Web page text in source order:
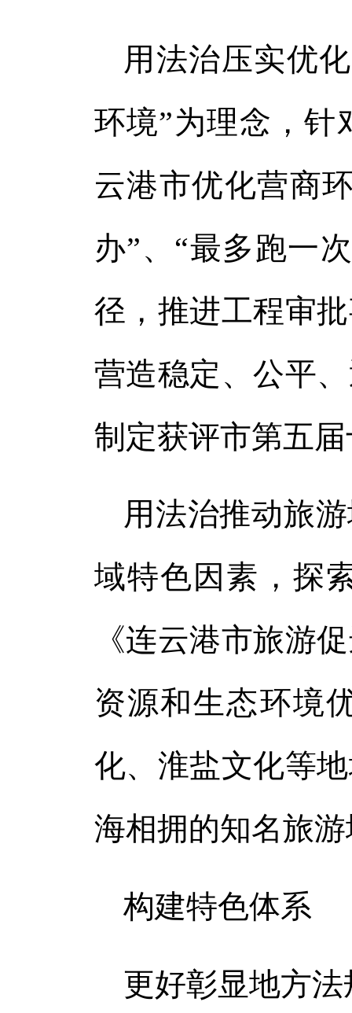
用法治压实优
环境”为理念，针
云港市优化营商
办”、“最多跑一
径，推进工程审
营造稳定、公平
制定获评市第五
用法治推动旅
域特色因素，探
《连云港市旅游
资源和生态环境
化、淮盐文化等
海相拥的知名旅
构建特色体系
更好彰显地方